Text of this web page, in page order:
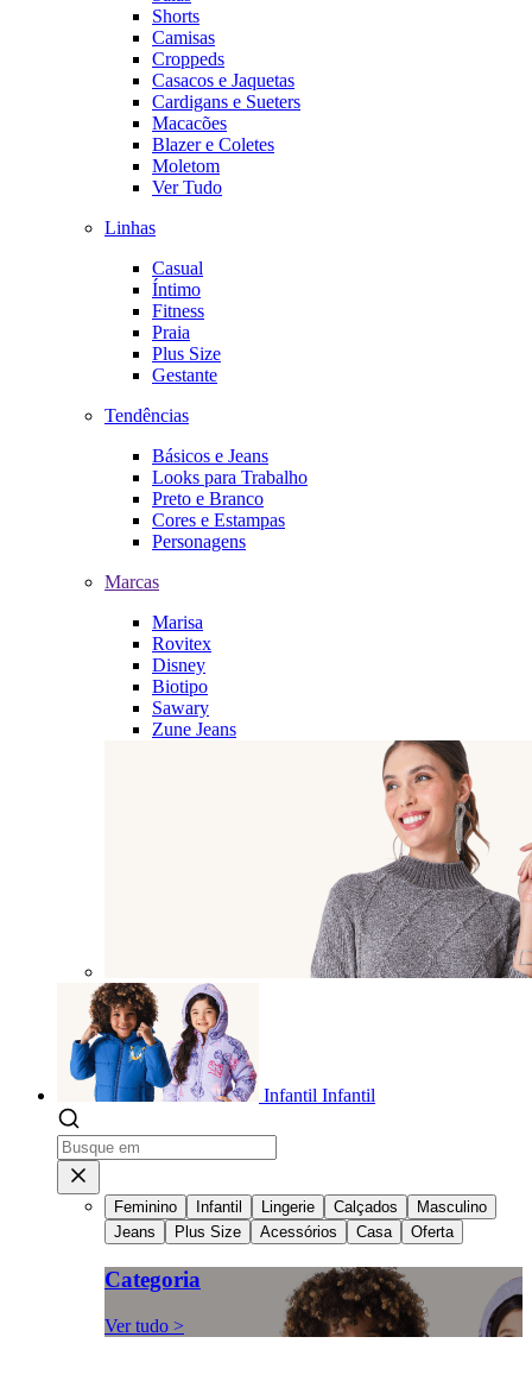
Shorts
Camisas
Croppeds
Casacos e Jaquetas
Cardigans e Sueters
Macacões
Blazer e Coletes
Moletom
Ver Tudo
Linhas
Casual
Íntimo
Fitness
Praia
Plus Size
Gestante
Tendências
Básicos e Jeans
Looks para Trabalho
Preto e Branco
Cores e Estampas
Personagens
Marcas
Marisa
Rovitex
Disney
Biotipo
Sawary
Zune Jeans
Infantil Infantil
Feminino Infantil Lingerie Calçados
Masculino
Jeans
Plus Size Acessórios Casa Oferta
Categoria
Ver tudo >